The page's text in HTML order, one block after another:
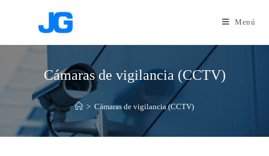
Menú
Cámaras de vigilancia (CCTV)
> Cámaras de vigilancia (CCTV)